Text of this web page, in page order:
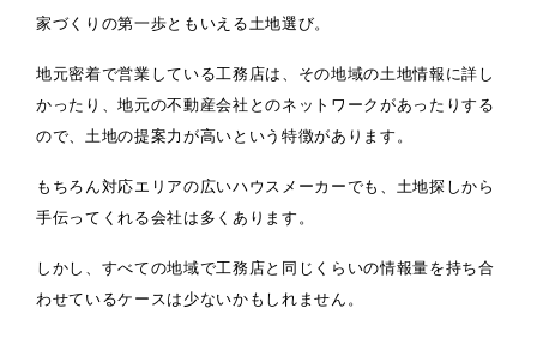
家づくりの第一歩ともいえる土地選び。
地元密着で営業している工務店は、その地域の土地情報に詳し
かったり、地元の不動産会社とのネットワークがあったりする
ので、土地の提案力が高いという特徴があります。
もちろん対応エリアの広いハウスメーカーでも、土地探しから
手伝ってくれる会社は多くあります。
しかし、すべての地域で工務店と同じくらいの情報量を持ち合
わせているケースは少ないかもしれません。